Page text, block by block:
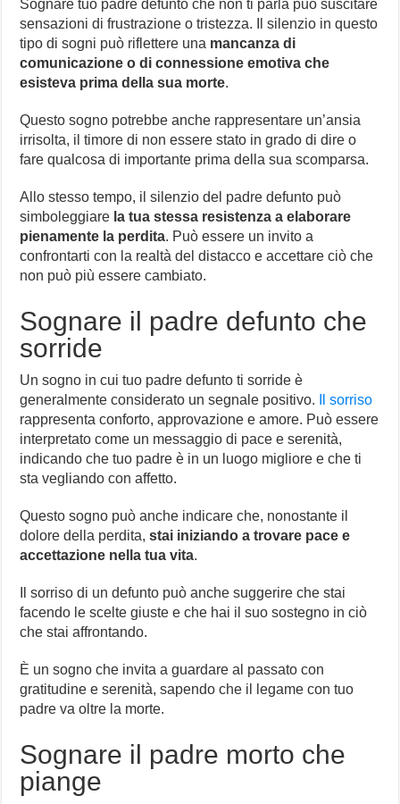
Sognare tuo padre defunto che non ti parla può suscitare
sensazioni di frustrazione o tristezza. Il silenzio in questo
tipo di sogni può riflettere una mancanza di
comunicazione o di connessione emotiva che
esisteva prima della sua morte.
Questo sogno potrebbe anche rappresentare un’ansia
irrisolta, il timore di non essere stato in grado di dire o
fare qualcosa di importante prima della sua scomparsa.
Allo stesso tempo, il silenzio del padre defunto può
simboleggiare la tua stessa resistenza a elaborare
pienamente la perdita. Può essere un invito a
confrontarti con la realtà del distacco e accettare ciò che
non può più essere cambiato.
Sognare il padre defunto che
sorride
Un sogno in cui tuo padre defunto ti sorride è
generalmente considerato un segnale positivo.
Il sorriso
rappresenta conforto, approvazione e amore. Può essere
interpretato come un messaggio di pace e serenità,
indicando che tuo padre è in un luogo migliore e che ti
sta vegliando con affetto.
Questo sogno può anche indicare che, nonostante il
dolore della perdita,stai iniziando a trovare pace e
accettazione nella tua vita.
Il sorriso di un defunto può anche suggerire che stai
facendo le scelte giuste e che hai il suo sostegno in ciò
che stai affrontando.
È un sogno che invita a guardare al passato con
gratitudine e serenità, sapendo che il legame con tuo
padre va oltre la morte.
Sognare il padre morto che
piange